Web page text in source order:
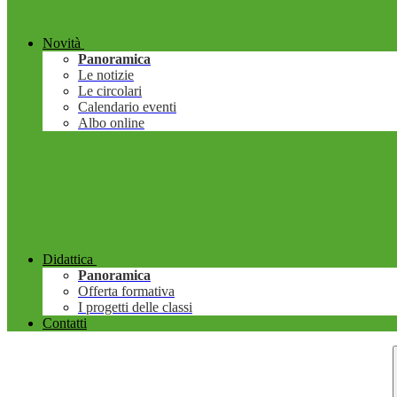
Novità
Panoramica
Le notizie
Le circolari
Calendario eventi
Albo online
Didattica
Panoramica
Offerta formativa
I progetti delle classi
Contatti